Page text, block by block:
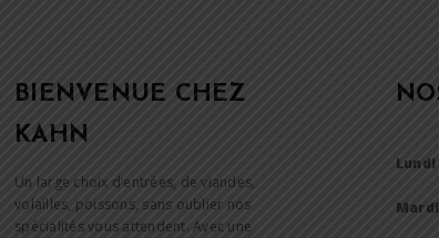
BIENVENUE CHEZ
KAHN
Un large choix d’entrées, de viandes,
volailles, poissons, sans oublier nos
spécialités vous attendent. Avec une
Lundi
Mardi